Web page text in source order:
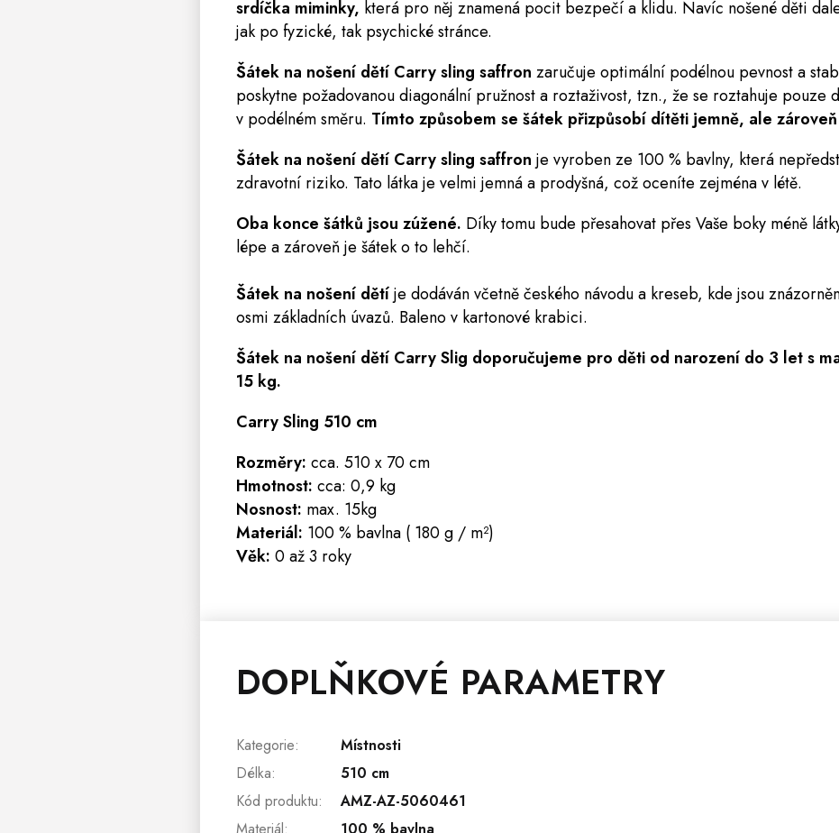
srdíčka miminky, která pro něj znamená pocit bezpečí a klidu. Navíc nošené děti
jak po fyzické, tak psychické stránce.
Šátek na nošení dětí Carry sling saffron zaručuje optimální podélnou pevnost a
poskytne požadovanou diagonální pružnost a roztaživost, tzn., že se roztahuje pouze
v podélném směru. Tímto způsobem se šátek přizpůsobí dítěti jemně, ale
Šátek na nošení dětí Carry sling saffron je vyroben ze 100 % bavlny, která
zdravotní riziko. Tato látka je velmi jemná a prodyšná, což oceníte zejména v létě.
Oba konce šátků jsou zúžené. Díky tomu bude přesahovat přes Vaše boky méně
lépe a zároveň je šátek o to lehčí.
Šátek na nošení dětíje dodáván včetně českého návodu a kreseb, kde jsou
osmi základních úvazů. Baleno v kartonové krabici.
Šátek na nošení dětí Carry Slig doporučujeme pro děti od narození do 3 let s
15 kg.
Carry Sling 510 cm
Rozměry: cca. 510 x 70 cm
Hmotnost: cca: 0,9 kg
Nosnost: max. 15kg
Materiál: 100 % bavlna ( 180 g / m²)
Věk: 0 až 3 roky
DOPLŇKOVÉ PARAMETRY
Kategorie:
Místnosti
Délka:
510 cm
Kód produktu:
AMZ-AZ-5060461